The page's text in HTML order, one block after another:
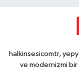
halkinsesicomtr,
ve modernizmi bir